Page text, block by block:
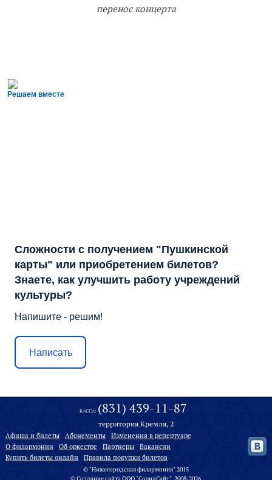
перенос концерта
Решаем вместе
Сложности с получением "Пушкинской
карты" или приобретением билетов?
Знаете, как улучшить работу учреждений
культуры?
Напишите - решим!
Написать
КАССА: (831) 439-11-87
территория Кремля, 2
Афиша и билеты Абонементы
Изменения в репертуаре
О филармонии
Oб оркестре Партнеры
Вакансии
Купить билеты онлайн
Правила покупки билетов
© "Нижегородская филармония" 2015